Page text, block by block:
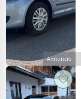
Annuncio